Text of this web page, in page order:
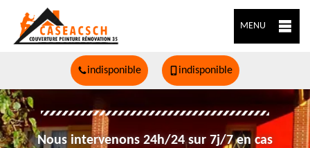
MENU
indisponible indisponible
Nous intervenons 24h/24 sur 7j/7 en cas